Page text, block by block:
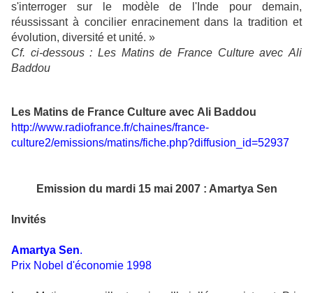
s'interroger sur le modèle de l'Inde pour demain,
réussissant à concilier enracinement dans la tradition et
évolution, diversité et unité. »
Cf. ci-dessous : Les Matins de France Culture avec Ali
Baddou
Les Matins de France Culture avec Ali Baddou
http://www.radiofrance.fr/chaines/france-
culture2/emissions/matins/fiche.php?diffusion_id=52937
Emission du mardi 15 mai 2007 : Amartya Sen
Invités
Amartya Sen.
Prix Nobel d'économie 1998